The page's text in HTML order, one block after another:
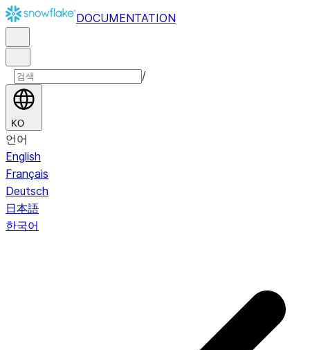
DOCUMENTATION
/
KO
언어
English
Français
Deutsch
日本語
한국어